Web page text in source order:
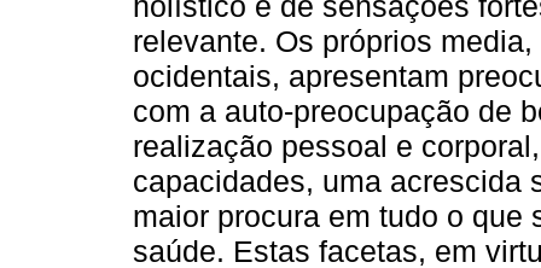
relevante. Os próprios
ocidentais, apresentam
com a auto-preocupação de
realização pessoal e
capacidades, uma acrescida
maior procura em tudo o que
saúde. Estas facetas, em